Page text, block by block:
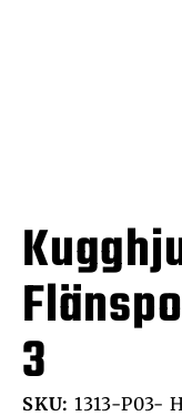
3
SKU: 1313-P03-